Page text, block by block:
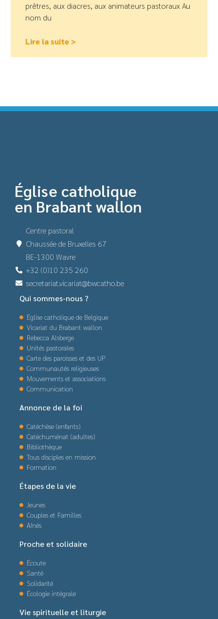
prêtres, aux diacres, aux animateurs pastoraux Au
nom du
Lire la suite >
Église catholique
en Brabant wallon
Centre pastoral
Chaussée de Bruxelles 67
BE-1300 Wavre
+32 (0)10 235 260
secretariat.vicariat@bwcatho.be
Qui sommes-nous ?
Église catholique de Belgique
Vicariat du Brabant wallon
Rebecca Alsberge
Unités pastorales
Carte des paroisses et des UP
Communautés religieuses
Mouvements et associations
Communication
Annonce de la foi
Catéchèse (enfants)
Catéchuménat (adultes)
Bibliothèque
Tous disciples en mission
Formation
Étapes de la vie
Jeunes
Couples et Familles
Aînés
Proche et solidaire
Écoute
Santé
Solidarité
Écologie intégrale
Vie spirituelle et liturgie